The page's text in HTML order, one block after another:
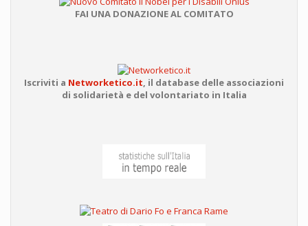
FAI UNA DONAZIONE AL COMITATO
Iscriviti a Networketico.it, il database delle associazioni
di solidarietà e del volontariato in Italia